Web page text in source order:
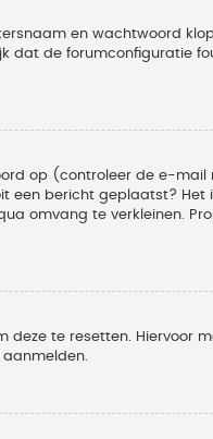
en wachtwoord
dat de forumconfiguratie
op (controleer de e-
een bericht geplaatst?
omvang te verkleinen.
deze te resetten. Hiervoor